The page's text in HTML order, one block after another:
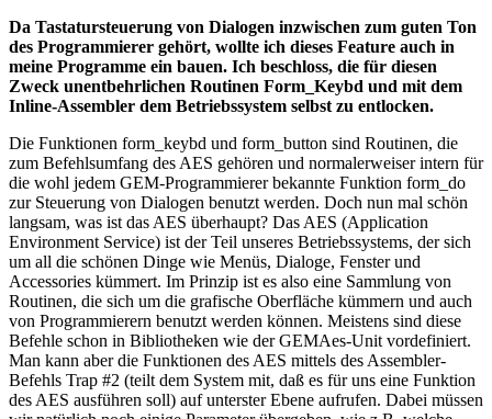
Da Tastatursteuerung von Dialogen inzwischen zum guten Ton
des Programmierer gehört, wollte ich dieses Feature auch in
meine Programme ein bauen. Ich beschloss, die für diesen
Zweck unentbehrlichen Routinen Form_Keybd und mit dem
Inline-Assembler dem Betriebssystem selbst zu entlocken.
Die Funktionen form_keybd und form_button sind Routinen, die
zum Befehlsumfang des AES gehören und normalerweiser intern für
die wohl jedem GEM-Programmierer bekannte Funktion form_do
zur Steuerung von Dialogen benutzt werden. Doch nun mal schön
langsam, was ist das AES überhaupt? Das AES (Application
Environment Service) ist der Teil unseres Betriebssystems, der sich
um all die schönen Dinge wie Menüs, Dialoge, Fenster und
Accessories kümmert. Im Prinzip ist es also eine Sammlung von
Routinen, die sich um die grafische Oberfläche kümmern und auch
von Programmierern benutzt werden können. Meistens sind diese
Befehle schon in Bibliotheken wie der GEMAes-Unit vordefiniert.
Man kann aber die Funktionen des AES mittels des Assembler-
Befehls Trap #2 (teilt dem System mit, daß es für uns eine Funktion
des AES ausführen soll) auf unterster Ebene aufrufen. Dabei müssen